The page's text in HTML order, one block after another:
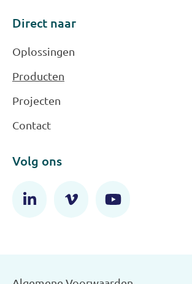
Direct naar
Oplossingen
Producten
Projecten
Contact
Volg ons